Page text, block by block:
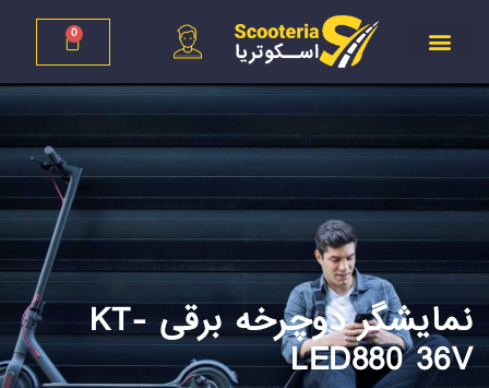
0
نمایشگر دوچرخه برقی KT-
LED880 36V